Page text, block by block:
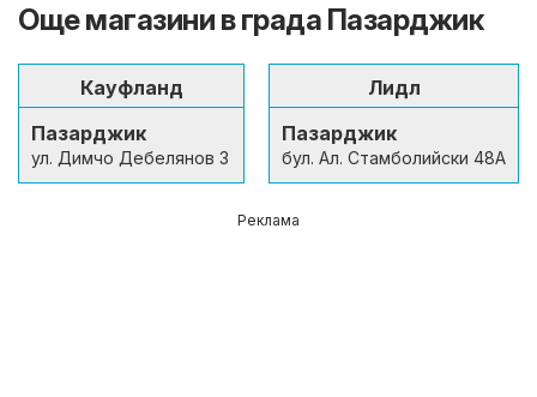
Още магазини в града Пазарджик
Кауфланд
Пазарджик
ул. Димчо Дебелянов 3
Лидл
Пазарджик
бул. Ал. Стамболийски 48А
Реклама